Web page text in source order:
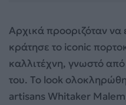
Αρχικά προοριζόταν να
κράτησε το iconic
καλλιτέχνη, γνωστό
του. Το look
artisans Whitaker